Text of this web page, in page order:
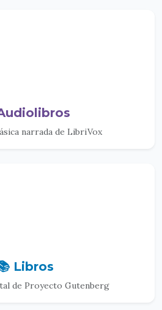
narrada de LibriVox
Libros
de Proyecto Gutenberg